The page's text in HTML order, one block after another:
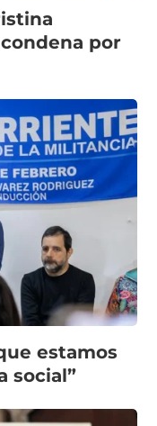
por
estamos
social”